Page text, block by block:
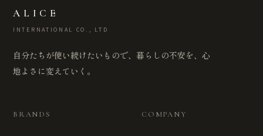
ALICE
INTERNATIONAL CO., LTD
自分たちが使い続けたいもので、暮らしの不安を、心
地よさに変えていく。
BRANDS COMPANY